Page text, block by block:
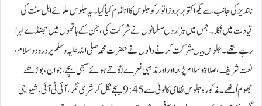
ناندیڑ کی جانب سے یکم اکتوبر بروز اتوار کو جلوس کا اہتمام کیا گیا۔ یہ جلوس علمائے اہل سنت کی
قیادت میں نکلا۔ جس میں ہزاروںمسلمانوں نے شرکت کی،جن کے ہاتھوں میں جھنڈے لہرا
رہے تھے۔ جلوس میںشرکت کرنے والوں نے حضرت محمد صلی اللہ علیہ وسلم پر درود وسلام،
نعت شریف، صلاۃ وسلام پڑھا اور اور مذہبی نعرے لگاتے ہوئے سبھی بچے، جوان، بوڑھے
جھوم اُٹھے۔ مذکورہ جلوس نظامی کالونی سے 9:45 بجے نکل کر شر ی نگر، آئی ٹی آئی، شیواجی